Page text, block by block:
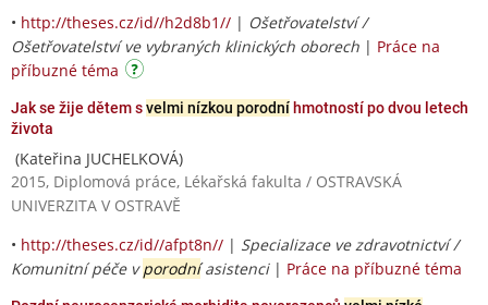
• http://theses.cz/id//h2d8b1// | Ošetřovatelství /
Ošetřovatelství ve vybraných klinických oborech | Práce na
příbuzné téma
Jak se žije dětem svelmi nízkou porodníhmotností po dvou letech
života
(Kateřina JUCHELKOVÁ)
2015, Diplomová práce, Lékařská fakulta / OSTRAVSKÁ
UNIVERZITA V OSTRAVĚ
• http://theses.cz/id//afpt8n// | Specializace ve zdravotnictví /
Komunitní péče vporodníasistenci| Práce na příbuzné téma